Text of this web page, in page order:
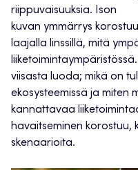
riippuvaisuuksia. Ison
kuvan ymmärrys
laajalla linssillä, mitä
viisasta luoda; mikä on
ekosysteemissä ja miten
kannattavaa
havaitseminen korostuu,
skenaarioita.